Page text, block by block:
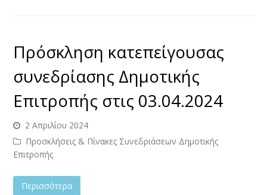
Πρόσκληση κατεπείγουσας
συνεδρίασης Δημοτικής
Επιτροπής στις 03.04.2024
2 Απριλίου 2024
Προσκλήσεις & Πίνακες Συνεδριάσεων Δημοτικής
Επιτροπής
Περισσότερα